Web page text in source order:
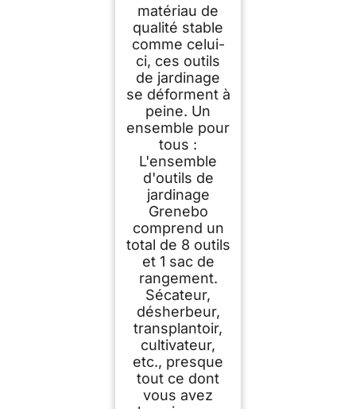
matériau de
qualité stable
comme celui-
ci, ces outils
de jardinage
se déforment à
peine. Un
ensemble pour
tous :
L'ensemble
d'outils de
jardinage
Grenebo
comprend un
total de 8 outils
et 1 sac de
rangement.
Sécateur,
désherbeur,
transplantoir,
cultivateur,
etc., presque
tout ce dont
vous avez